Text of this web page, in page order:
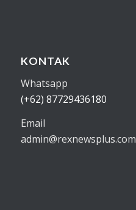
KONTAK
Whatsapp
(+62) 87729436180
Email
admin@rexnewsplus.com